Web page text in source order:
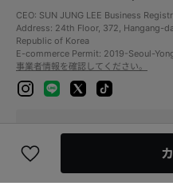
CEO: SUN JUNG LEE Business
Address: 24th Floor, 372, Hangang-
Republic of Korea
E-commerce Permit: 2019-Seoul-
事業者情報を確認してください。
i
n
g
r
l
i
x
t
i
o
配送方法